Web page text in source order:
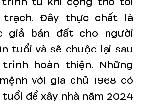
trạch. Đây thực chất là
giả bán đất cho người
tuổi và sẽ chuộc lại sau
hoàn thiện. Những
với gia chủ 1968 có
để xây nhà năm 2024